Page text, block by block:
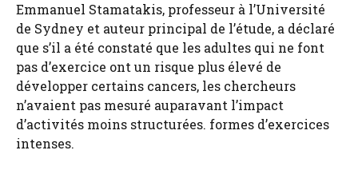
Emmanuel Stamatakis, professeur à l’Université
de Sydney et auteur principal de l’étude, a déclaré
que s’il a été constaté que les adultes qui ne font
pas d’exercice ont un risque plus élevé de
développer certains cancers, les chercheurs
n’avaient pas mesuré auparavant l’impact
d’activités moins structurées. formes d’exercices
intenses.